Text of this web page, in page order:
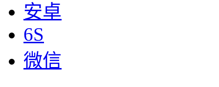
安卓
6S
微信